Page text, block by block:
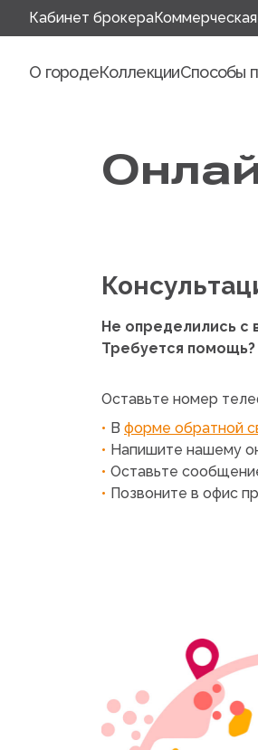
Кабинет брокера
О городеКоллекцииСпособы
Не определились с
Требуется помощь?
Оставьте номер
В форме обратной
Напишите нашему
Оставьте
Позвоните в офис